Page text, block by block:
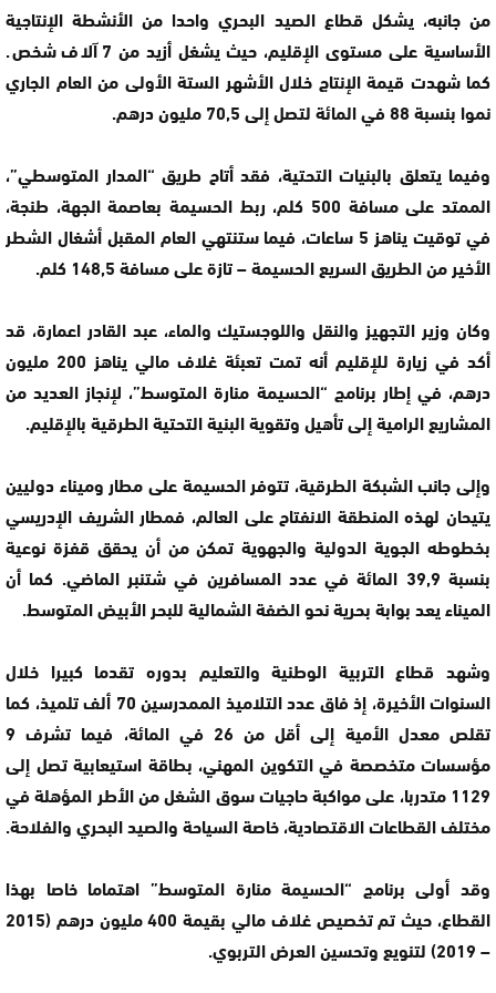
من جانبه، يشكل قطاع الصيد البحري واحدا من الأنشطة الإنتاجية
الأساسية على مستوى الإقليم، حيث يشغل أزيد من 7 آلاف شخص.
كما شهدت قيمة الإنتاج خلال الأشهر الستة الأولى من العام الجاري
نموا بنسبة 88 في المائة لتصل إلى 70,5 مليون درهم.
وفيما يتعلق بالبنيات التحتية، فقد أتاح طريق “المدار المتوسطي”،
الممتد على مسافة 500 كلم، ربط الحسيمة بعاصمة الجهة، طنجة،
في توقيت يناهز 5 ساعات، فيما ستنتهي العام المقبل أشغال الشطر
الأخير من الطريق السريع الحسيمة – تازة على مسافة 148,5 كلم.
وكان وزير التجهيز والنقل واللوجستيك والماء، عبد القادر اعمارة، قد
أكد في زيارة للإقليم أنه تمت تعبئة غلاف مالي يناهز 200 مليون
درهم، في إطار برنامج “الحسيمة منارة المتوسط”، لإنجاز العديد من
المشاريع الرامية إلى تأهيل وتقوية البنية التحتية الطرقية بالإقليم.
وإلى جانب الشبكة الطرقية، تتوفر الحسيمة على مطار وميناء دوليين
يتيحان لهذه المنطقة الانفتاح على العالم، فمطار الشريف الإدريسي
بخطوطه الجوية الدولية والجهوية تمكن من أن يحقق قفزة نوعية
بنسبة 39,9 المائة في عدد المسافرين في شتنبر الماضي. كما أن
الميناء يعد بوابة بحرية نحو الضفة الشمالية للبحر الأبيض المتوسط.
وشهد قطاع التربية الوطنية والتعليم بدوره تقدما كبيرا خلال
السنوات الأخيرة، إذ فاق عدد التلاميذ الممدرسين 70 ألف تلميذ، كما
تقلص معدل الأمية إلى أقل من 26 في المائة، فيما تشرف 9
مؤسسات متخصصة في التكوين المهني، بطاقة استيعابية تصل إلى
1129 متدربا، على مواكبة حاجيات سوق الشغل من الأطر المؤهلة في
مختلف القطاعات الاقتصادية، خاصة السياحة والصيد البحري والفلاحة.
وقد أولى برنامج “الحسيمة منارة المتوسط” اهتماما خاصا بهذا
القطاع، حيث تم تخصيص غلاف مالي بقيمة 400 مليون درهم (2015
– 2019) لتنويع وتحسين العرض التربوي.